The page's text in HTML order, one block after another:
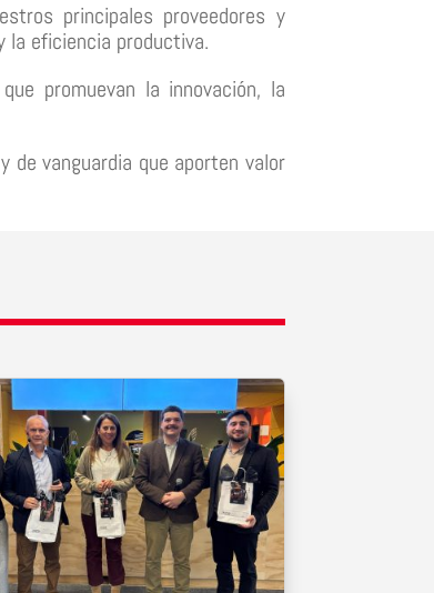
principales proveedores y
la eficiencia productiva.
promuevan la innovación, la
de vanguardia que aporten valor